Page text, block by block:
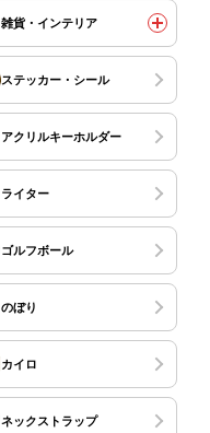
雑貨・インテリア
ステッカー・シール
アクリルキーホルダー
ライター
ゴルフボール
のぼり
カイロ
ネックストラップ